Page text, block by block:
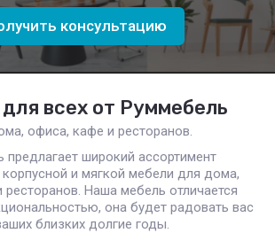
консультацию
всех от Руммебель
офиса, кафе и ресторанов.
предлагает широкий ассортимент
корпусной и мягкой мебели для дома,
Наша мебель отличается
она будет радовать вас
близких долгие годы.